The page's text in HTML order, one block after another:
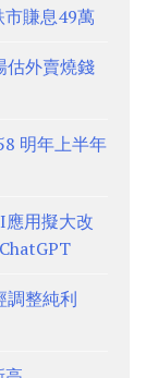
賺息49萬
外賣燒錢
明年上半年
用擬大改
整純利